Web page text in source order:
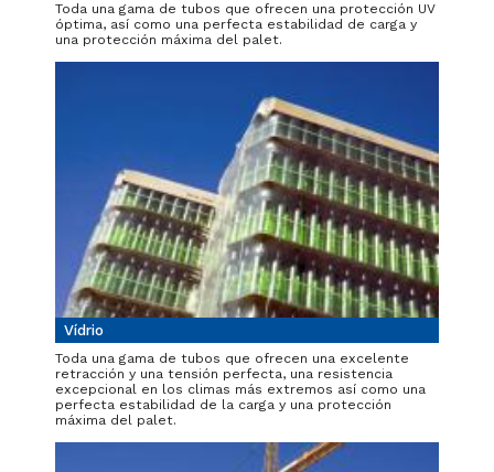
Toda una gama de tubos que ofrecen una protección UV
óptima, así como una perfecta estabilidad de carga y
una protección máxima del palet.
Vídrio
Toda una gama de tubos que ofrecen una excelente
retracción y una tensión perfecta, una resistencia
excepcional en los climas más extremos así como una
perfecta estabilidad de la carga y una protección
máxima del palet.